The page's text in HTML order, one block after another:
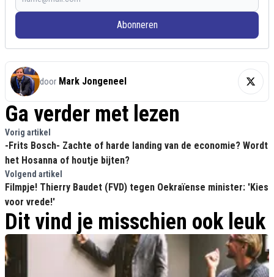
Abonneren
door Mark Jongeneel
Ga verder met lezen
Vorig artikel
-Frits Bosch- Zachte of harde landing van de economie? Wordt
het Hosanna of houtje bijten?
Volgend artikel
Filmpje! Thierry Baudet (FVD) tegen Oekraïense minister: 'Kies
voor vrede!'
Dit vind je misschien ook leuk